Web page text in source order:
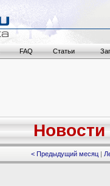
FAQ Статьи
Новости
< Предыдущий месяц |